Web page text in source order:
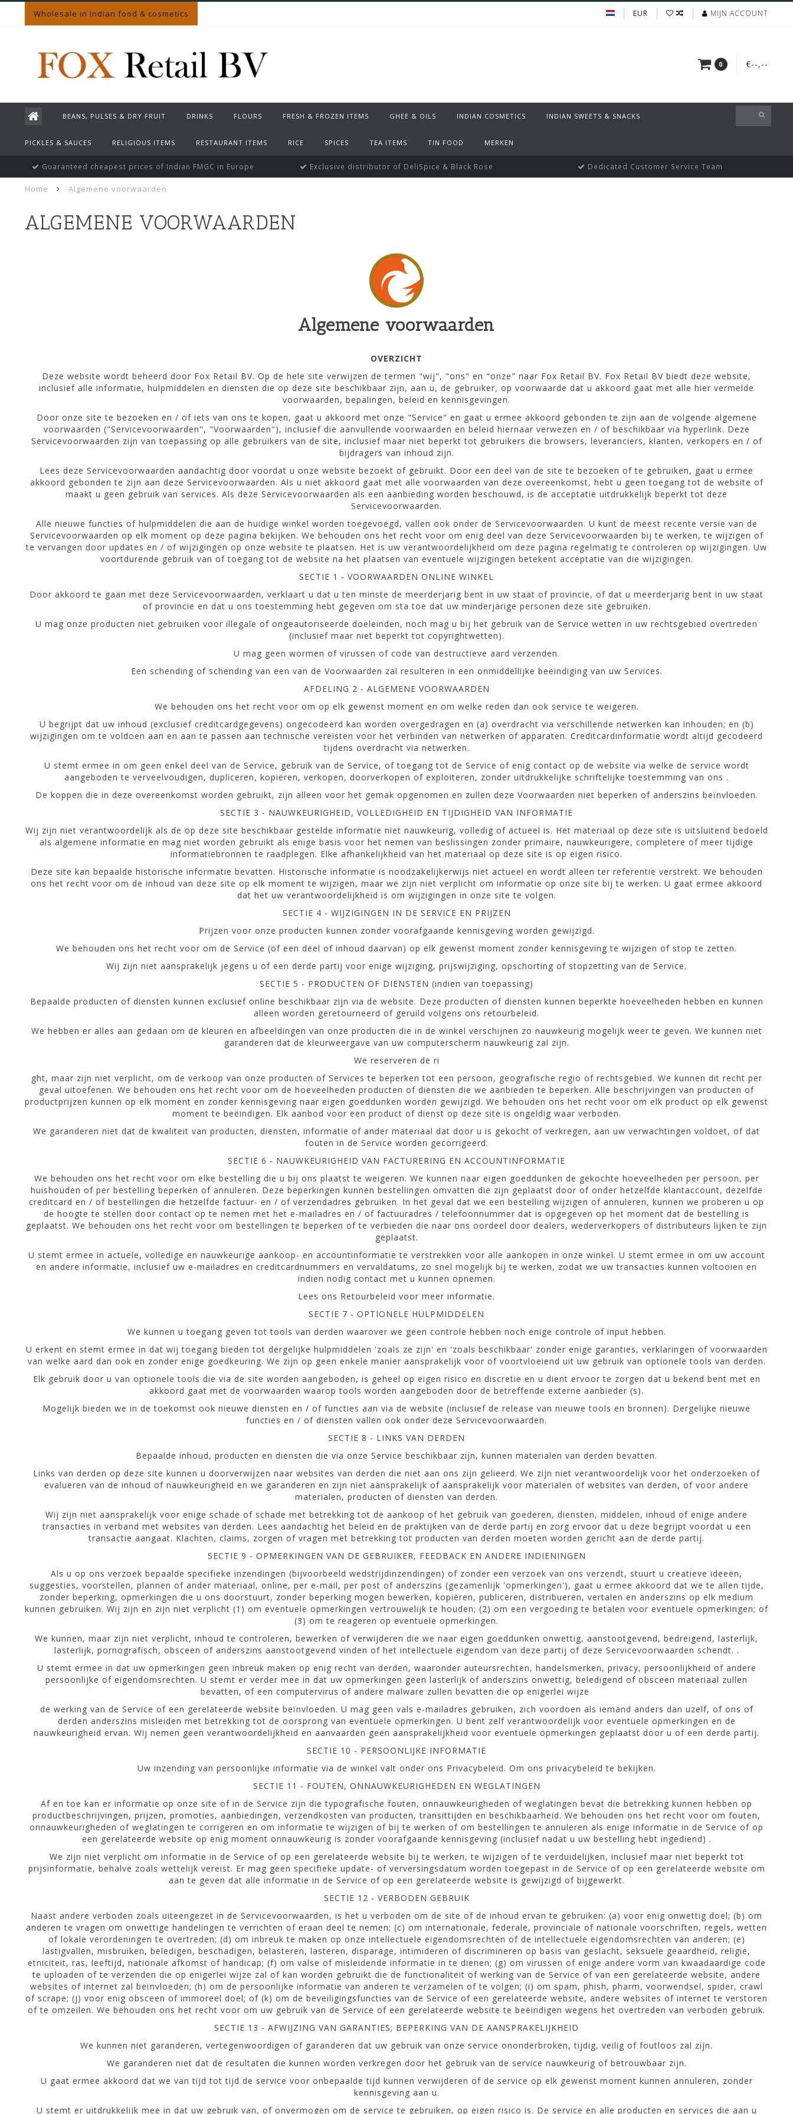
Wholesale in Indian food & cosmetics EUR MIJN ACCOUNT
0 €--,--
BEANS, PULSES & DRY FRUIT DRINKS FLOURS FRESH & FROZEN ITEMS GHEE & OILS INDIAN COSMETICS INDIAN SWEETS & SNACKS
PICKLES & SAUCES RELIGIOUS ITEMS RESTAURANT ITEMS RICE SPICES TEA ITEMS TIN FOOD MERKEN
Guaranteed cheapest prices of Indian FMGC in Europe Exclusive distributor of DeliSpice & Black Rose Dedicated Customer Service Team
Home Algemene voorwaarden
ALGEMENE VOORWAARDEN
Algemene voorwaarden
OVERZICHT
Deze website wordt beheerd door Fox Retail BV. Op de hele site verwijzen de termen "wij", "ons" en "onze" naar Fox Retail BV. Fox Retail BV biedt deze website,
inclusief alle informatie, hulpmiddelen en diensten die op deze site beschikbaar zijn, aan u, de gebruiker, op voorwaarde dat u akkoord gaat met alle hier vermelde
voorwaarden, bepalingen, beleid en kennisgevingen.
Door onze site te bezoeken en / of iets van ons te kopen, gaat u akkoord met onze "Service" en gaat u ermee akkoord gebonden te zijn aan de volgende algemene
voorwaarden ("Servicevoorwaarden", "Voorwaarden"), inclusief die aanvullende voorwaarden en beleid hiernaar verwezen en / of beschikbaar via hyperlink. Deze
Servicevoorwaarden zijn van toepassing op alle gebruikers van de site, inclusief maar niet beperkt tot gebruikers die browsers, leveranciers, klanten, verkopers en / of
bijdragers van inhoud zijn.
Lees deze Servicevoorwaarden aandachtig door voordat u onze website bezoekt of gebruikt. Door een deel van de site te bezoeken of te gebruiken, gaat u ermee
akkoord gebonden te zijn aan deze Servicevoorwaarden. Als u niet akkoord gaat met alle voorwaarden van deze overeenkomst, hebt u geen toegang tot de website of
maakt u geen gebruik van services. Als deze Servicevoorwaarden als een aanbieding worden beschouwd, is de acceptatie uitdrukkelijk beperkt tot deze
Servicevoorwaarden.
Alle nieuwe functies of hulpmiddelen die aan de huidige winkel worden toegevoegd, vallen ook onder de Servicevoorwaarden. U kunt de meest recente versie van de
Servicevoorwaarden op elk moment op deze pagina bekijken. We behouden ons het recht voor om enig deel van deze Servicevoorwaarden bij te werken, te wijzigen of
te vervangen door updates en / of wijzigingen op onze website te plaatsen. Het is uw verantwoordelijkheid om deze pagina regelmatig te controleren op wijzigingen. Uw
voortdurende gebruik van of toegang tot de website na het plaatsen van eventuele wijzigingen betekent acceptatie van die wijzigingen.
SECTIE 1 - VOORWAARDEN ONLINE WINKEL
Door akkoord te gaan met deze Servicevoorwaarden, verklaart u dat u ten minste de meerderjarig bent in uw staat of provincie, of dat u meerderjarig bent in uw staat
of provincie en dat u ons toestemming hebt gegeven om sta toe dat uw minderjarige personen deze site gebruiken.
U mag onze producten niet gebruiken voor illegale of ongeautoriseerde doeleinden, noch mag u bij het gebruik van de Service wetten in uw rechtsgebied overtreden
(inclusief maar niet beperkt tot copyrightwetten).
U mag geen wormen of virussen of code van destructieve aard verzenden.
Een schending of schending van een van de Voorwaarden zal resulteren in een onmiddellijke beëindiging van uw Services.
AFDELING 2 - ALGEMENE VOORWAARDEN
We behouden ons het recht voor om op elk gewenst moment en om welke reden dan ook service te weigeren.
U begrijpt dat uw inhoud (exclusief creditcardgegevens) ongecodeerd kan worden overgedragen en (a) overdracht via verschillende netwerken kan inhouden; en (b)
wijzigingen om te voldoen aan en aan te passen aan technische vereisten voor het verbinden van netwerken of apparaten. Creditcardinformatie wordt altijd gecodeerd
tijdens overdracht via netwerken.
U stemt ermee in om geen enkel deel van de Service, gebruik van de Service, of toegang tot de Service of enig contact op de website via welke de service wordt
aangeboden te verveelvoudigen, dupliceren, kopiëren, verkopen, doorverkopen of exploiteren, zonder uitdrukkelijke schriftelijke toestemming van ons .
De koppen die in deze overeenkomst worden gebruikt, zijn alleen voor het gemak opgenomen en zullen deze Voorwaarden niet beperken of anderszins beïnvloeden.
SECTIE 3 - NAUWKEURIGHEID, VOLLEDIGHEID EN TIJDIGHEID VAN INFORMATIE
Wij zijn niet verantwoordelijk als de op deze site beschikbaar gestelde informatie niet nauwkeurig, volledig of actueel is. Het materiaal op deze site is uitsluitend bedoeld
als algemene informatie en mag niet worden gebruikt als enige basis voor het nemen van beslissingen zonder primaire, nauwkeurigere, completere of meer tijdige
informatiebronnen te raadplegen. Elke afhankelijkheid van het materiaal op deze site is op eigen risico.
Deze site kan bepaalde historische informatie bevatten. Historische informatie is noodzakelijkerwijs niet actueel en wordt alleen ter referentie verstrekt. We behouden
ons het recht voor om de inhoud van deze site op elk moment te wijzigen, maar we zijn niet verplicht om informatie op onze site bij te werken. U gaat ermee akkoord
dat het uw verantwoordelijkheid is om wijzigingen in onze site te volgen.
SECTIE 4 - WIJZIGINGEN IN DE SERVICE EN PRIJZEN
Prijzen voor onze producten kunnen zonder voorafgaande kennisgeving worden gewijzigd.
We behouden ons het recht voor om de Service (of een deel of inhoud daarvan) op elk gewenst moment zonder kennisgeving te wijzigen of stop te zetten.
Wij zijn niet aansprakelijk jegens u of een derde partij voor enige wijziging, prijswijziging, opschorting of stopzetting van de Service.
SECTIE 5 - PRODUCTEN OF DIENSTEN (indien van toepassing)
Bepaalde producten of diensten kunnen exclusief online beschikbaar zijn via de website. Deze producten of diensten kunnen beperkte hoeveelheden hebben en kunnen
alleen worden geretourneerd of geruild volgens ons retourbeleid.
We hebben er alles aan gedaan om de kleuren en afbeeldingen van onze producten die in de winkel verschijnen zo nauwkeurig mogelijk weer te geven. We kunnen niet
garanderen dat de kleurweergave van uw computerscherm nauwkeurig zal zijn.
We reserveren de ri
ght, maar zijn niet verplicht, om de verkoop van onze producten of Services te beperken tot een persoon, geografische regio of rechtsgebied. We kunnen dit recht per
geval uitoefenen. We behouden ons het recht voor om de hoeveelheden producten of diensten die we aanbieden te beperken. Alle beschrijvingen van producten of
productprijzen kunnen op elk moment en zonder kennisgeving naar eigen goeddunken worden gewijzigd. We behouden ons het recht voor om elk product op elk gewenst
moment te beëindigen. Elk aanbod voor een product of dienst op deze site is ongeldig waar verboden.
We garanderen niet dat de kwaliteit van producten, diensten, informatie of ander materiaal dat door u is gekocht of verkregen, aan uw verwachtingen voldoet, of dat
fouten in de Service worden gecorrigeerd.
SECTIE 6 - NAUWKEURIGHEID VAN FACTURERING EN ACCOUNTINFORMATIE
We behouden ons het recht voor om elke bestelling die u bij ons plaatst te weigeren. We kunnen naar eigen goeddunken de gekochte hoeveelheden per persoon, per
huishouden of per bestelling beperken of annuleren. Deze beperkingen kunnen bestellingen omvatten die zijn geplaatst door of onder hetzelfde klantaccount, dezelfde
creditcard en / of bestellingen die hetzelfde factuur- en / of verzendadres gebruiken. In het geval dat we een bestelling wijzigen of annuleren, kunnen we proberen u op
de hoogte te stellen door contact op te nemen met het e-mailadres en / of factuuradres / telefoonnummer dat is opgegeven op het moment dat de bestelling is
geplaatst. We behouden ons het recht voor om bestellingen te beperken of te verbieden die naar ons oordeel door dealers, wederverkopers of distributeurs lijken te zijn
geplaatst.
U stemt ermee in actuele, volledige en nauwkeurige aankoop- en accountinformatie te verstrekken voor alle aankopen in onze winkel. U stemt ermee in om uw account
en andere informatie, inclusief uw e-mailadres en creditcardnummers en vervaldatums, zo snel mogelijk bij te werken, zodat we uw transacties kunnen voltooien en
indien nodig contact met u kunnen opnemen.
Lees ons Retourbeleid voor meer informatie.
SECTIE 7 - OPTIONELE HULPMIDDELEN
We kunnen u toegang geven tot tools van derden waarover we geen controle hebben noch enige controle of input hebben.
U erkent en stemt ermee in dat wij toegang bieden tot dergelijke hulpmiddelen 'zoals ze zijn' en 'zoals beschikbaar' zonder enige garanties, verklaringen of voorwaarden
van welke aard dan ook en zonder enige goedkeuring. We zijn op geen enkele manier aansprakelijk voor of voortvloeiend uit uw gebruik van optionele tools van derden.
Elk gebruik door u van optionele tools die via de site worden aangeboden, is geheel op eigen risico en discretie en u dient ervoor te zorgen dat u bekend bent met en
akkoord gaat met de voorwaarden waarop tools worden aangeboden door de betreffende externe aanbieder (s).
Mogelijk bieden we in de toekomst ook nieuwe diensten en / of functies aan via de website (inclusief de release van nieuwe tools en bronnen). Dergelijke nieuwe
functies en / of diensten vallen ook onder deze Servicevoorwaarden.
SECTIE 8 - LINKS VAN DERDEN
Bepaalde inhoud, producten en diensten die via onze Service beschikbaar zijn, kunnen materialen van derden bevatten.
Links van derden op deze site kunnen u doorverwijzen naar websites van derden die niet aan ons zijn gelieerd. We zijn niet verantwoordelijk voor het onderzoeken of
evalueren van de inhoud of nauwkeurigheid en we garanderen en zijn niet aansprakelijk of aansprakelijk voor materialen of websites van derden, of voor andere
materialen, producten of diensten van derden.
Wij zijn niet aansprakelijk voor enige schade of schade met betrekking tot de aankoop of het gebruik van goederen, diensten, middelen, inhoud of enige andere
transacties in verband met websites van derden. Lees aandachtig het beleid en de praktijken van de derde partij en zorg ervoor dat u deze begrijpt voordat u een
transactie aangaat. Klachten, claims, zorgen of vragen met betrekking tot producten van derden moeten worden gericht aan de derde partij.
SECTIE 9 - OPMERKINGEN VAN DE GEBRUIKER, FEEDBACK EN ANDERE INDIENINGEN
Als u op ons verzoek bepaalde specifieke inzendingen (bijvoorbeeld wedstrijdinzendingen) of zonder een verzoek van ons verzendt, stuurt u creatieve ideeën,
suggesties, voorstellen, plannen of ander materiaal, online, per e-mail, per post of anderszins (gezamenlijk 'opmerkingen'), gaat u ermee akkoord dat we te allen tijde,
zonder beperking, opmerkingen die u ons doorstuurt, zonder beperking mogen bewerken, kopiëren, publiceren, distribueren, vertalen en anderszins op elk medium
kunnen gebruiken. Wij zijn en zijn niet verplicht (1) om eventuele opmerkingen vertrouwelijk te houden; (2) om een ​​vergoeding te betalen voor eventuele opmerkingen; of
(3) om te reageren op eventuele opmerkingen.
We kunnen, maar zijn niet verplicht, inhoud te controleren, bewerken of verwijderen die we naar eigen goeddunken onwettig, aanstootgevend, bedreigend, lasterlijk,
lasterlijk, pornografisch, obsceen of anderszins aanstootgevend vinden of het intellectuele eigendom van deze partij of deze Servicevoorwaarden schendt. .
U stemt ermee in dat uw opmerkingen geen inbreuk maken op enig recht van derden, waaronder auteursrechten, handelsmerken, privacy, persoonlijkheid of andere
persoonlijke of eigendomsrechten. U stemt er verder mee in dat uw opmerkingen geen lasterlijk of anderszins onwettig, beledigend of obsceen materiaal zullen
bevatten, of een computervirus of andere malware zullen bevatten die op enigerlei wijze
de werking van de Service of een gerelateerde website beïnvloeden. U mag geen vals e-mailadres gebruiken, zich voordoen als iemand anders dan uzelf, of ons of
derden anderszins misleiden met betrekking tot de oorsprong van eventuele opmerkingen. U bent zelf verantwoordelijk voor eventuele opmerkingen en de
nauwkeurigheid ervan. Wij nemen geen verantwoordelijkheid en aanvaarden geen aansprakelijkheid voor eventuele opmerkingen geplaatst door u of een derde partij.
SECTIE 10 - PERSOONLIJKE INFORMATIE
Uw inzending van persoonlijke informatie via de winkel valt onder ons Privacybeleid. Om ons privacybeleid te bekijken.
SECTIE 11 - FOUTEN, ONNAUWKEURIGHEDEN EN WEGLATINGEN
Af en toe kan er informatie op onze site of in de Service zijn die typografische fouten, onnauwkeurigheden of weglatingen bevat die betrekking kunnen hebben op
productbeschrijvingen, prijzen, promoties, aanbiedingen, verzendkosten van producten, transittijden en beschikbaarheid. We behouden ons het recht voor om fouten,
onnauwkeurigheden of weglatingen te corrigeren en om informatie te wijzigen of bij te werken of om bestellingen te annuleren als enige informatie in de Service of op
een gerelateerde website op enig moment onnauwkeurig is zonder voorafgaande kennisgeving (inclusief nadat u uw bestelling hebt ingediend) .
We zijn niet verplicht om informatie in de Service of op een gerelateerde website bij te werken, te wijzigen of te verduidelijken, inclusief maar niet beperkt tot
prijsinformatie, behalve zoals wettelijk vereist. Er mag geen specifieke update- of verversingsdatum worden toegepast in de Service of op een gerelateerde website om
aan te geven dat alle informatie in de Service of op een gerelateerde website is gewijzigd of bijgewerkt.
SECTIE 12 - VERBODEN GEBRUIK
Naast andere verboden zoals uiteengezet in de Servicevoorwaarden, is het u verboden om de site of de inhoud ervan te gebruiken: (a) voor enig onwettig doel; (b) om
anderen te vragen om onwettige handelingen te verrichten of eraan deel te nemen; (c) om internationale, federale, provinciale of nationale voorschriften, regels, wetten
of lokale verordeningen te overtreden; (d) om inbreuk te maken op onze intellectuele eigendomsrechten of de intellectuele eigendomsrechten van anderen; (e)
lastigvallen, misbruiken, beledigen, beschadigen, belasteren, lasteren, disparage, intimideren of discrimineren op basis van geslacht, seksuele geaardheid, religie,
etniciteit, ras, leeftijd, nationale afkomst of handicap; (f) om valse of misleidende informatie in te dienen; (g) om virussen of enige andere vorm van kwaadaardige code
te uploaden of te verzenden die op enigerlei wijze zal of kan worden gebruikt die de functionaliteit of werking van de Service of van een gerelateerde website, andere
websites of internet zal beïnvloeden; (h) om de persoonlijke informatie van anderen te verzamelen of te volgen; (i) om spam, phish, pharm, voorwendsel, spider, crawl
of scrape; (j) voor enig obsceen of immoreel doel; of (k) om de beveiligingsfuncties van de Service of een gerelateerde website, andere websites of internet te verstoren
of te omzeilen. We behouden ons het recht voor om uw gebruik van de Service of een gerelateerde website te beëindigen wegens het overtreden van verboden gebruik.
SECTIE 13 - AFWIJZING VAN GARANTIES; BEPERKING VAN DE AANSPRAKELIJKHEID
We kunnen niet garanderen, vertegenwoordigen of garanderen dat uw gebruik van onze service ononderbroken, tijdig, veilig of foutloos zal zijn.
We garanderen niet dat de resultaten die kunnen worden verkregen door het gebruik van de service nauwkeurig of betrouwbaar zijn.
U gaat ermee akkoord dat we van tijd tot tijd de service voor onbepaalde tijd kunnen verwijderen of de service op elk gewenst moment kunnen annuleren, zonder
kennisgeving aan u.
U stemt er uitdrukkelijk mee in dat uw gebruik van, of onvermogen om de service te gebruiken, op eigen risico is. De service en alle producten en services die aan u